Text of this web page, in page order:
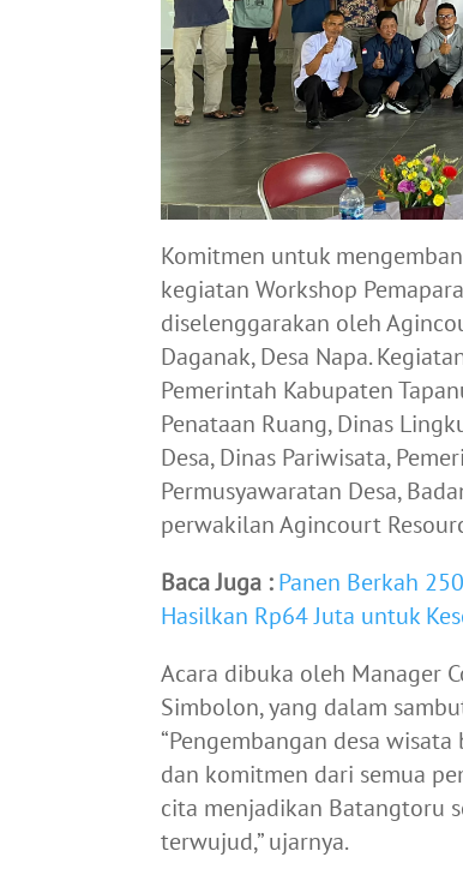
Komitmen untuk
kegiatan Workshop
diselenggarakan oleh
Daganak, Desa Napa.
Pemerintah Kabupaten
Penataan Ruang, Dinas
Desa, Dinas Pariwisata,
Permusyawaratan Desa,
perwakilan Agincourt
Baca Juga : Panen Berkah
Hasilkan Rp64 Juta untuk
Acara dibuka oleh Manager
Simbolon, yang dalam
“Pengembangan desa
dan komitmen dari semua
cita menjadikan Batangtoru
terwujud,” ujarnya.